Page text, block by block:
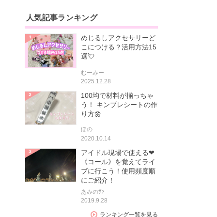
人気記事ランキング
めじるしアクセサリーど
こにつける？活用方法15
選💘
むーみー
2025.12.28
100均で材料が揃っちゃ
う！ キンブレシートの作
り方🌼
ほの
2020.10.14
アイドル現場で使える❤
《コール》を覚えてライ
ブに行こう！使用頻度順
にご紹介！
あみのｻﾝ
2019.9.28
ランキング一覧を見る